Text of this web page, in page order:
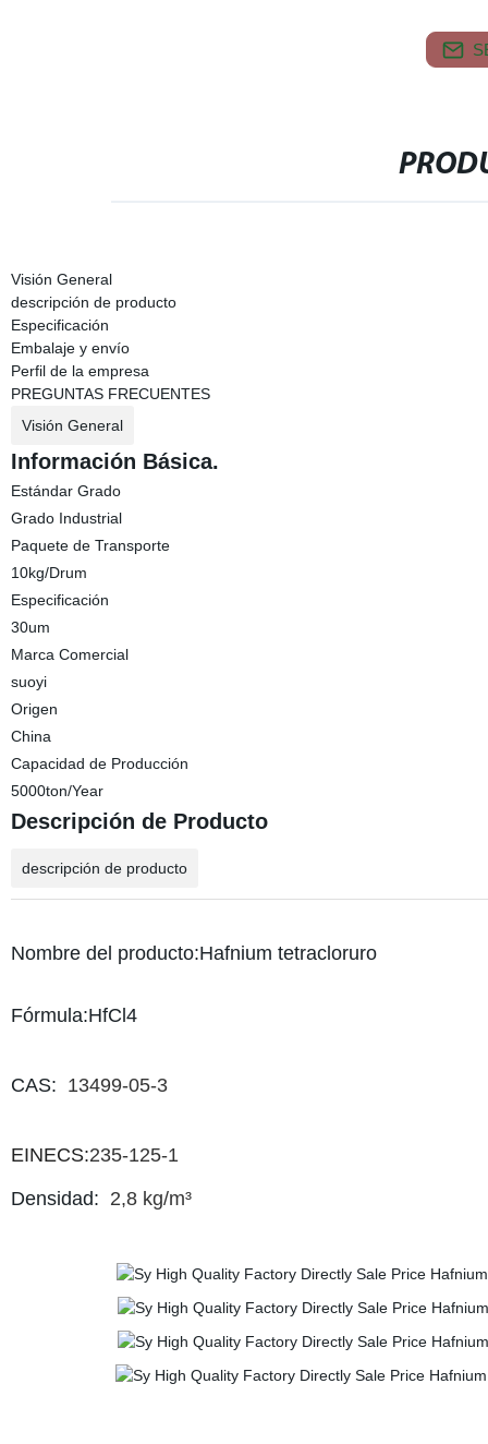
Visión General
descripción de producto
Especificación
Embalaje y envío
Perfil de la empresa
PREGUNTAS FRECUENTES
Visión General
Información Básica.
Estándar Grado
Grado Industrial
Paquete de Transporte
10kg/Drum
Especificación
30um
Marca Comercial
suoyi
Origen
China
Capacidad de Producción
5000ton/Year
Descripción de Producto
descripción de producto
Nombre del producto:Hafnium tetracloruro
Fórmula:HfCl4
CAS: 13499-05-3
EINECS:235-125-1
Densidad: 2,8 kg/m³